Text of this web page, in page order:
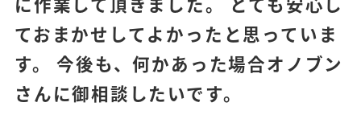
ておまかせしてよかったと思っていま
す。 今後も、何かあった場合オノブン
さんに御相談したいです。